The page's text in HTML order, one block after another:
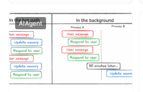
AIAgent